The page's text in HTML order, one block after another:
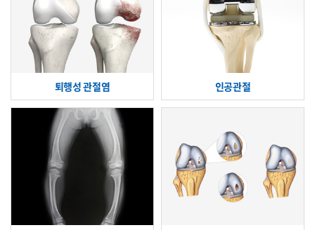
퇴행성 관절염 인공관절